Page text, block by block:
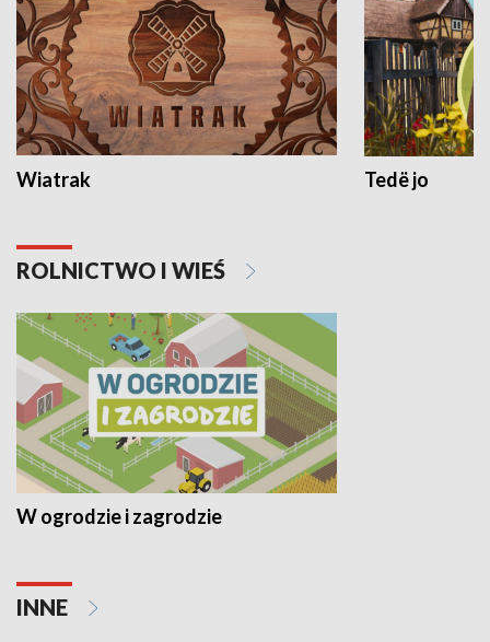
Wiatrak Tedë jo
ROLNICTWO I WIEŚ
W ogrodzie i zagrodzie
INNE